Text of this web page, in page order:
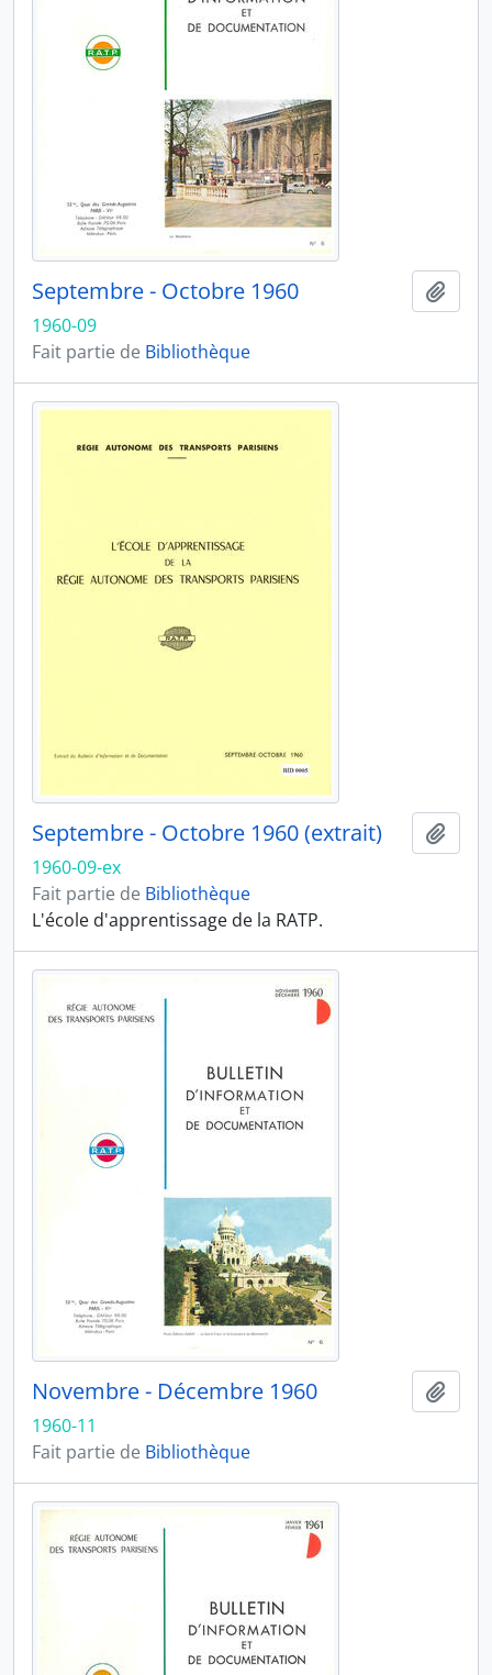
Septembre - Octobre 1960
1960-09
Fait partie de Bibliothèque
Septembre - Octobre 1960 (extrait)
1960-09-ex
Fait partie de Bibliothèque
L'école d'apprentissage de la RATP.
Novembre - Décembre 1960
1960-11
Fait partie de Bibliothèque